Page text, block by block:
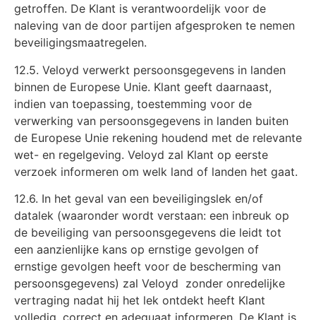
getroffen. De Klant is verantwoordelijk voor de
naleving van de door partijen afgesproken te nemen
beveiligingsmaatregelen.
12.5. Veloyd verwerkt persoonsgegevens in landen
binnen de Europese Unie. Klant geeft daarnaast,
indien van toepassing, toestemming voor de
verwerking van persoonsgegevens in landen buiten
de Europese Unie rekening houdend met de relevante
wet- en regelgeving. Veloyd zal Klant op eerste
verzoek informeren om welk land of landen het gaat.
12.6. In het geval van een beveiligingslek en/of
datalek (waaronder wordt verstaan: een inbreuk op
de beveiliging van persoonsgegevens die leidt tot
een aanzienlijke kans op ernstige gevolgen of
ernstige gevolgen heeft voor de bescherming van
persoonsgegevens) zal Veloyd zonder onredelijke
vertraging nadat hij het lek ontdekt heeft Klant
volledig, correct en adequaat informeren. De Klant is